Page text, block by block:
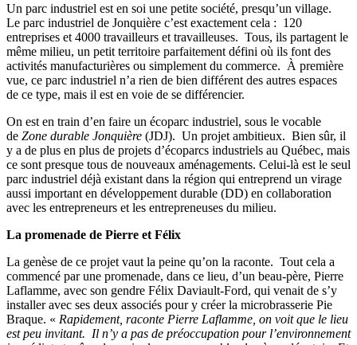
Un parc industriel est en soi une petite société, presqu’un village.
Le parc industriel de Jonquière c’est exactement cela : 120
entreprises et 4000 travailleurs et travailleuses. Tous, ils partagent le
même milieu, un petit territoire parfaitement défini où ils font des
activités manufacturières ou simplement du commerce. À première
vue, ce parc industriel n’a rien de bien différent des autres espaces
de ce type, mais il est en voie de se différencier.
On est en train d’en faire un écoparc industriel, sous le vocable
de Zone durable Jonquière (JDJ). Un projet ambitieux. Bien sûr, il
y a de plus en plus de projets d’écoparcs industriels au Québec, mais
ce sont presque tous de nouveaux aménagements. Celui-là est le seul
parc industriel déjà existant dans la région qui entreprend un virage
aussi important en développement durable (DD) en collaboration
avec les entrepreneurs et les entrepreneuses du milieu.
La promenade de Pierre et Félix
La genèse de ce projet vaut la peine qu’on la raconte. Tout cela a
commencé par une promenade, dans ce lieu, d’un beau-père, Pierre
Laflamme, avec son gendre Félix Daviault-Ford, qui venait de s’y
installer avec ses deux associés pour y créer la microbrasserie Pie
Braque. « Rapidement, raconte Pierre Laflamme, on voit que le lieu
est peu invitant. Il n’y a pas de préoccupation pour l’environnement